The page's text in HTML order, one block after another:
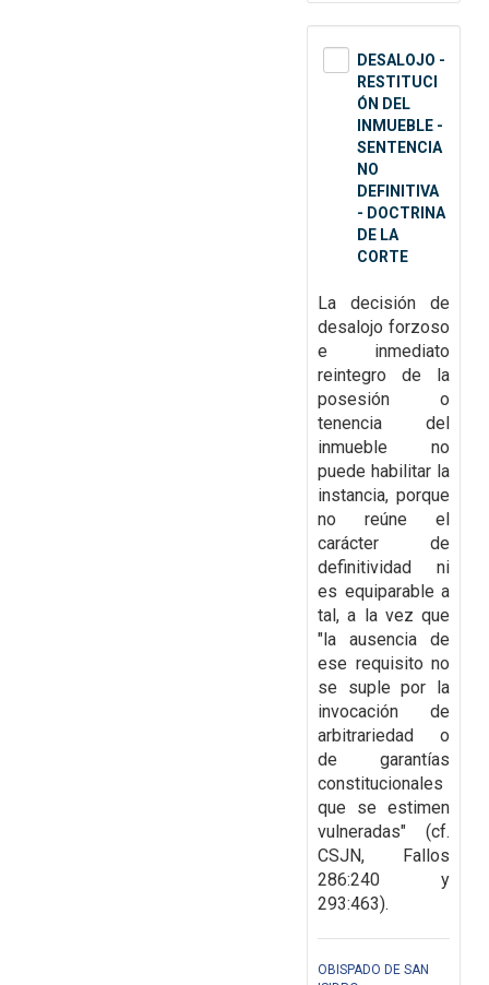
DESALOJO -
RESTITUCI
ÓN DEL
INMUEBLE -
SENTENCIA
NO
DEFINITIVA
- DOCTRINA
DE LA
CORTE
La decisión de
desalojo forzoso
e inmediato
reintegro de
la
posesión o
tenencia del
inmueble no
puede habilitar la
instancia, porque
no reúne el
carácter de
definitividad ni
es equiparable a
tal, a la vez que
"la ausencia de
ese requisito no
se suple por la
invocación de
arbitrariedad o
de garantías
constitucionales
que se estimen
vulneradas" (cf.
CSJN, Fallos
286:240 y
293:463).
OBISPADO DE SAN